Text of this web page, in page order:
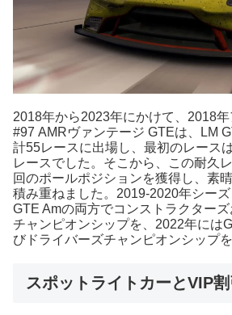
2018年から2023年にかけて、2018
#97 AMRヴァンテージ GTEは、LM
計55レースに出場し、最初のレース
レースでした。そこから、この耐久
回のポールポジションを獲得し、素
積み重ねました。2019-2020年シー
GTE Amの両方でコンストラクター
チャンピオンシップを、2022年には
びドライバーズチャンピオンシップ
スポットライトカーとVIP割